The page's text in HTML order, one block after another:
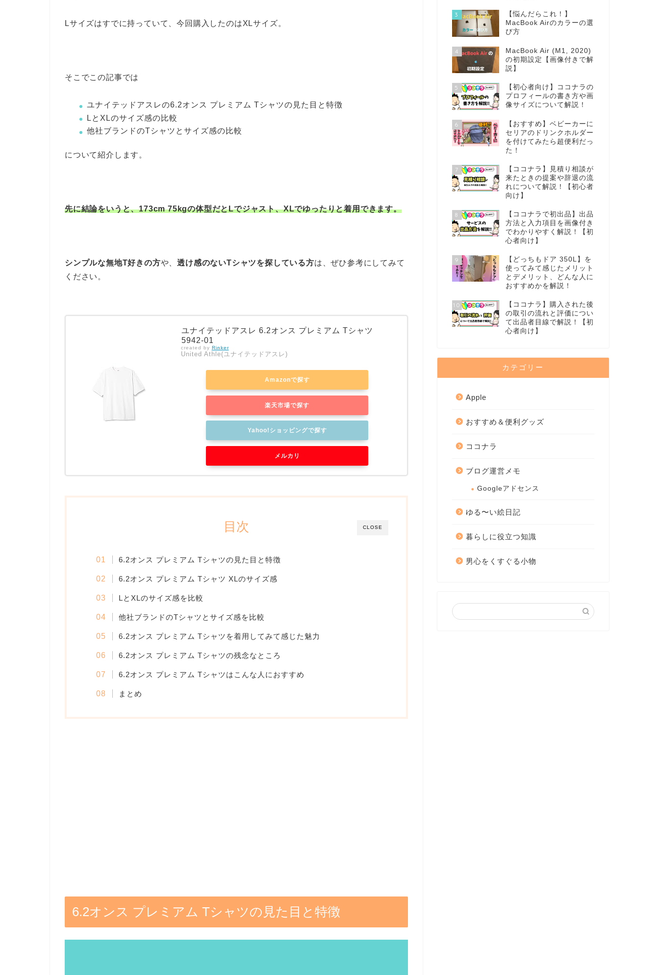
Lサイズはすでに持っていて、今回購入したのはXLサイズ。
そこでこの記事では
ユナイテッドアスレの6.2オンス プレミアム Tシャツの見た目と特徴
LとXLのサイズ感の比較
他社ブランドのTシャツとサイズ感の比較
について紹介します。
先に結論をいうと、173cm 75kgの体型だとLでジャスト、XLでゆったりと着用できます。
シンプルな無地T好きの方や、透け感のないTシャツを探している方は、ぜひ参考にしてみて
ください。
ユナイテッドアスレ 6.2オンス プレミアム Tシャツ
5942-01
created by Rinker
United Athle(ユナイテッドアスレ)
Amazonで探す
楽天市場で探す
Yahoo!ショッピングで探す
メルカリ
CLOSE
目次
6.2オンス プレミアム Tシャツの見た目と特徴
6.2オンス プレミアム Tシャツ XLのサイズ感
LとXLのサイズ感を比較
他社ブランドのTシャツとサイズ感を比較
6.2オンス プレミアム Tシャツを着用してみて感じた魅力
6.2オンス プレミアム Tシャツの残念なところ
6.2オンス プレミアム Tシャツはこんな人におすすめ
まとめ
6.2オンス プレミアム Tシャツの見た目と特徴
3
【悩んだらこれ！】
MacBook Airのカラーの選
び方
4
MacBook Air (M1, 2020)
の初期設定【画像付きで解
説】
5
【初心者向け】ココナラの
プロフィールの書き方や画
像サイズについて解説！
6
【おすすめ】ベビーカーに
セリアのドリンクホルダー
を付けてみたら超便利だっ
た！
7
【ココナラ】見積り相談が
来たときの提案や辞退の流
れについて解説！【初心者
向け】
8
【ココナラで初出品】出品
方法と入力項目を画像付き
でわかりやすく解説！【初
心者向け】
9
【どっちもドア 350L】を
使ってみて感じたメリット
とデメリット、どんな人に
おすすめかを解説！
10
【ココナラ】購入された後
の取引の流れと評価につい
て出品者目線で解説！【初
心者向け】
カテゴリー
Apple
おすすめ＆便利グッズ
ココナラ
ブログ運営メモ
Googleアドセンス
ゆる〜い絵日記
暮らしに役立つ知識
男心をくすぐる小物